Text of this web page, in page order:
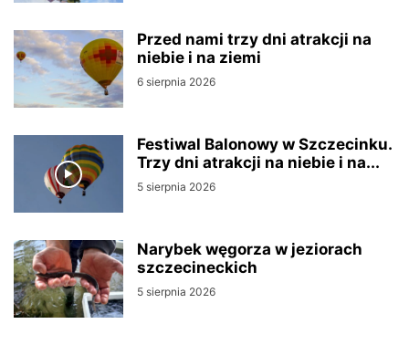
Przed nami trzy dni atrakcji na
niebie i na ziemi
6 sierpnia 2026
Festiwal Balonowy w Szczecinku.
Trzy dni atrakcji na niebie i na...
5 sierpnia 2026
Narybek węgorza w jeziorach
szczecineckich
5 sierpnia 2026